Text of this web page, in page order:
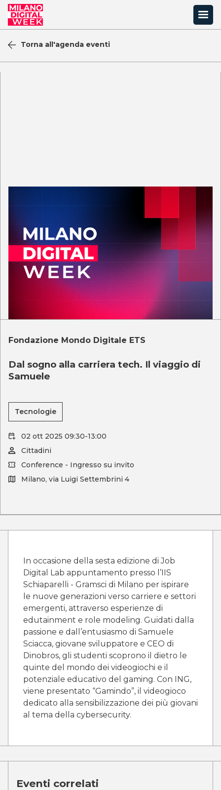
Torna all'agenda eventi
Fondazione Mondo Digitale ETS
Dal sogno alla carriera tech. Il viaggio di
Samuele
Tecnologie
02 ott 2025 09:30-13:00
Cittadini
Conference - Ingresso su invito
Milano, via Luigi Settembrini 4
In occasione della sesta edizione di Job
Digital Lab appuntamento presso l’IIS
Schiaparelli - Gramsci di Milano per ispirare
le nuove generazioni verso carriere e settori
emergenti, attraverso esperienze di
edutainment e role modeling. Guidati dalla
passione e dall’entusiasmo di Samuele
Sciacca, giovane sviluppatore e CEO di
Dinobros, gli studenti scoprono il dietro le
quinte del mondo dei videogiochi e il
potenziale educativo del gaming. Con ING,
viene presentato “Gamindo”, il videogioco
dedicato alla sensibilizzazione dei più giovani
al tema della cybersecurity.
Eventi correlati